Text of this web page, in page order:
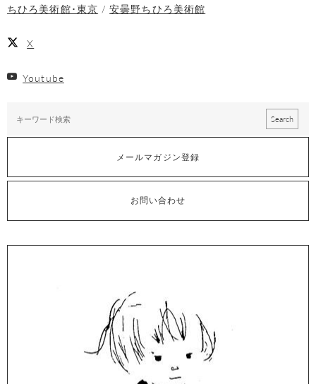
ちひろ美術館･東京
安曇野ちひろ美術館
X
Youtube
メールマガジン登録
お問い合わせ